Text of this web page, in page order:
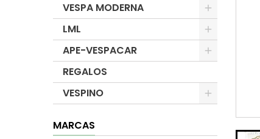
VESPA MODERNA
LML
APE-VESPACAR
REGALOS
VESPINO
MARCAS